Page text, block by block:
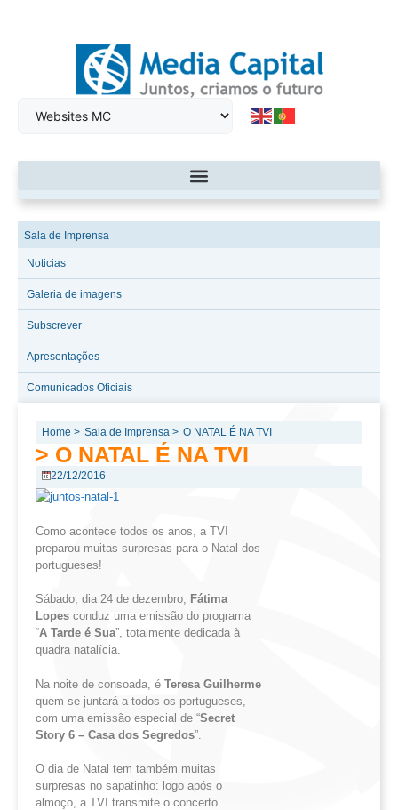
Sala de Imprensa
Noticias
Galeria de imagens
Subscrever
Apresentações
Comunicados Oficiais
Home > Sala de Imprensa > O NATAL É NA TVI
> O NATAL É NA TVI
22/12/2016
Como acontece todos os anos, a TVI
preparou muitas surpresas para o Natal dos
portugueses!
Sábado, dia 24 de dezembro, Fátima
Lopes conduz uma emissão do programa
“A Tarde é Sua”, totalmente dedicada à
quadra natalícia.
Na noite de consoada, é Teresa Guilherme
quem se juntará a todos os portugueses,
com uma emissão especial de “Secret
Story 6 – Casa dos Segredos”.
O dia de Natal tem também muitas
surpresas no sapatinho: logo após o
almoço, a TVI transmite o concerto